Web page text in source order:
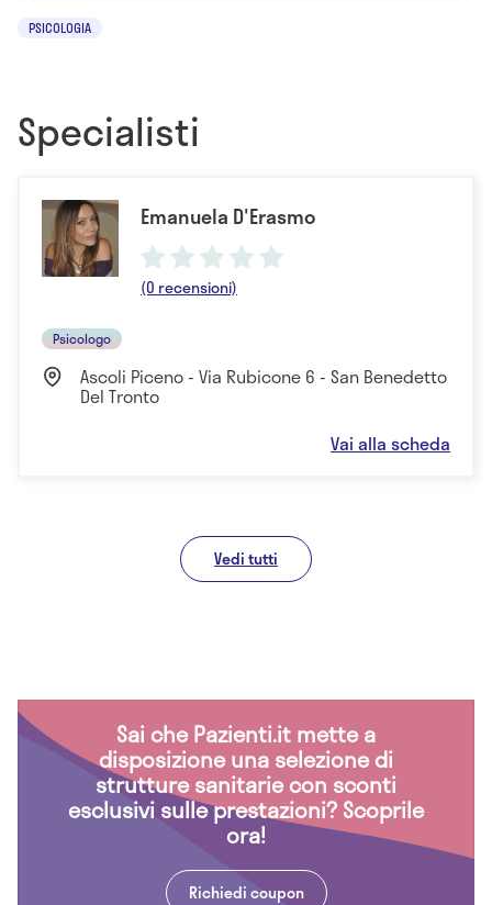
PSICOLOGIA
Specialisti
Emanuela D'Erasmo
(0 recensioni)
Psicologo
Ascoli Piceno - Via Rubicone 6 - San Benedetto
Del Tronto
Vai alla scheda
Vedi tutti
Sai che Pazienti.it mette a
disposizione una selezione di
strutture sanitarie con sconti
esclusivi sulle prestazioni? Scoprile
ora!
Richiedi coupon